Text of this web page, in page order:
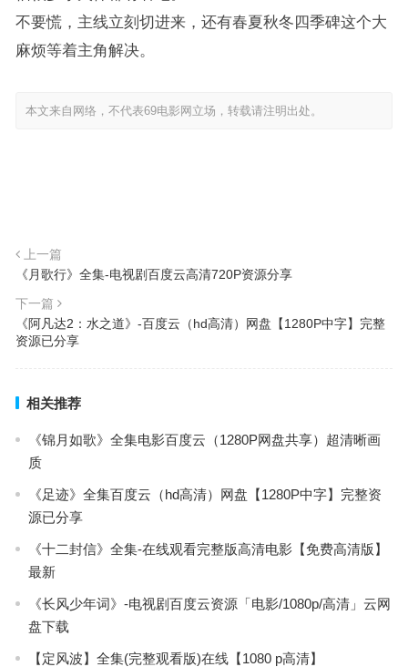
不要慌，主线立刻切进来，还有春夏秋冬四季碑这个大
麻烦等着主角解决。
本文来自网络，不代表69电影网立场，转载请注明出处。
上一篇
《月歌行》全集-电视剧百度云高清720P资源分享
下一篇
《阿凡达2：水之道》-百度云（hd高清）网盘【1280P中字】完整
资源已分享
相关推荐
《锦月如歌》全集电影百度云（1280P网盘共享）超清晰画
质
《足迹》全集百度云（hd高清）网盘【1280P中字】完整资
源已分享
《十二封信》全集-在线观看完整版高清电影【免费高清版】
最新
《长风少年词》-电视剧百度云资源「电影/1080p/高清」云网
盘下载
【定风波】全集(完整观看版)在线【1080 p高清】